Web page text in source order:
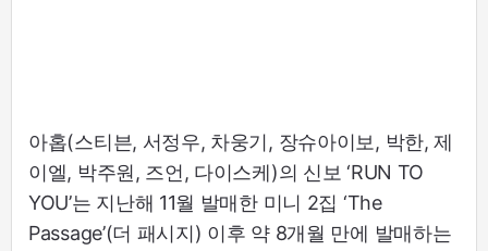
아홉(스티븐, 서정우, 차웅기, 장슈아이보, 박한, 제
이엘, 박주원, 즈언, 다이스케)의 신보 ‘RUN TO
YOU’는 지난해 11월 발매한 미니 2집 ‘The
Passage’(더 패시지) 이후 약 8개월 만에 발매하는